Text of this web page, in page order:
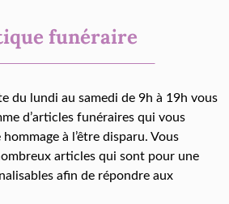
funéraire
du lundi au samedi de 9h à 19h vous
d’articles funéraires qui vous
à l’être disparu. Vous
articles qui sont pour une
afin de répondre aux